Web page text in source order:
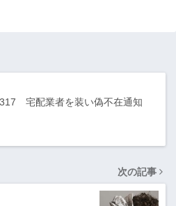
宅配業者を装い偽不在通知
次の記事